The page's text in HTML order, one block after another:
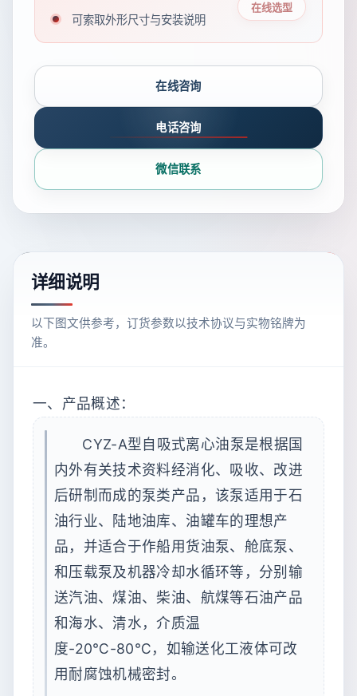
可索取外形尺寸与安装说明
在线选型
在线咨询
电话咨询
微信联系
详细说明
以下图文供参考，订货参数以技术协议与实物铭牌为
准。
一、产品概述：
CYZ-A型自吸式离心油泵是根据国
内外有关技术资料经消化、吸收、改进
后研制而成的泵类产品，该泵适用于石
油行业、陆地油库、油罐车的理想产
品，并适合于作船用货油泵、舱底泵、
和压载泵及机器冷却水循环等，分别输
送汽油、煤油、柴油、航煤等石油产品
和海水、清水，介质温
度-20℃-80℃，如输送化工液体可改
用耐腐蚀机械密封。